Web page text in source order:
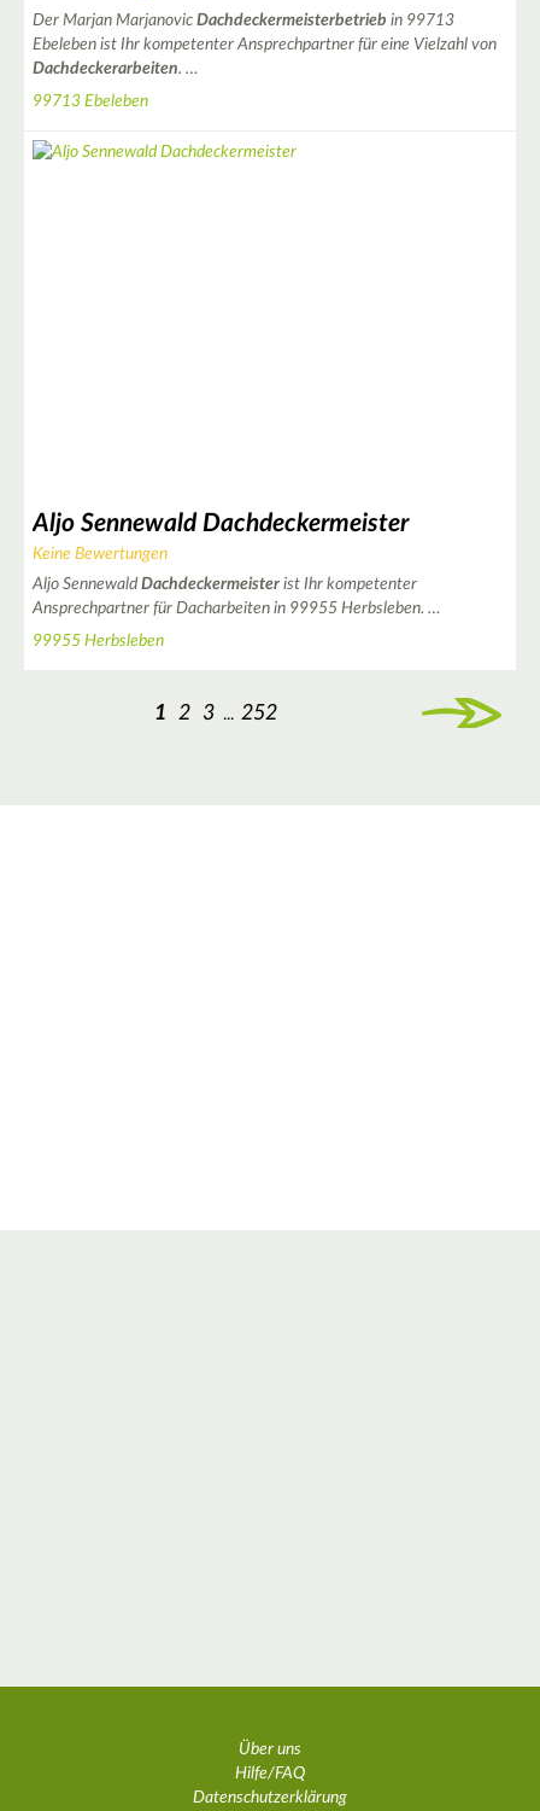
Der Marjan Marjanovic Dachdeckermeisterbetrieb in 99713
Ebeleben ist Ihr kompetenter Ansprechpartner für eine Vielzahl von
Dachdeckerarbeiten. …
99713 Ebeleben
Aljo Sennewald Dachdeckermeister
Keine Bewertungen
Aljo Sennewald Dachdeckermeister ist Ihr kompetenter
Ansprechpartner für Dacharbeiten in 99955 Herbsleben. …
99955 Herbsleben
1 2 3 ... 252
2
Über uns
Hilfe/FAQ
Datenschutzerklärung